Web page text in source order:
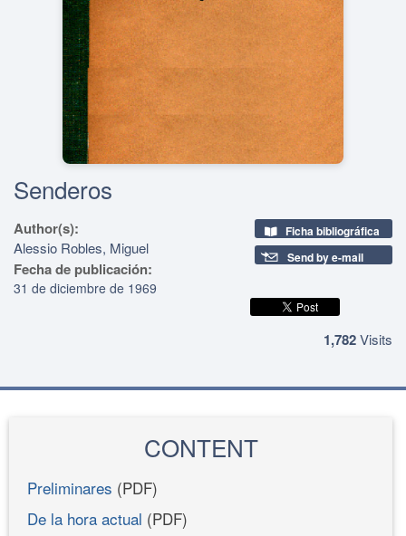
Senderos
Author(s):
Alessio Robles, Miguel
Fecha de publicación:
31 de diciembre de 1969
Ficha bibliográfica
Send by e-mail
1,782Visits
CONTENT
Preliminares (PDF)
De la hora actual (PDF)